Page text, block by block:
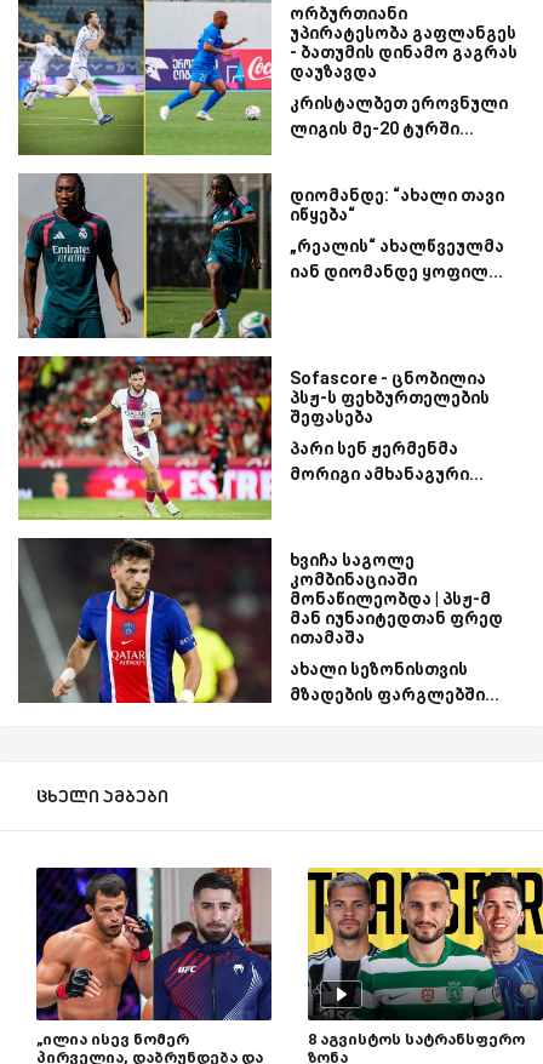
ორბურთიანი
უპირატესობა გაფლანგეს
- ბათუმის დინამო გაგრას
დაუზავდა
კრისტალბეთ ეროვნული
ლიგის მე-20 ტურში...
დიომანდე: “ახალი თავი
იწყება“
„რეალის“ ახალწვეულმა
იან დიომანდე ყოფილ...
Sofascore - ცნობილია
პსჟ-ს ფეხბურთელების
შეფასება
პარი სენ ჟერმენმა
მორიგი ამხანაგური...
ხვიჩა საგოლე
კომბინაციაში
მონაწილეობდა | პსჟ-მ
მან იუნაიტედთან ფრედ
ითამაშა
ახალი სეზონისთვის
მზადების ფარგლებში...
ცხელი ამბები
„ილია ისევ ნომერ
პირველია, დაბრუნდება და
8 აგვისტოს სატრანსფერო
ზონა